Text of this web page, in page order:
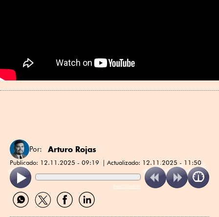
Por: Arturo Rojas
Publicado: 12.11.2025 - 09:19 Actualizado: 12.11.2025 - 11:50
ReadSpeaker
Compartir
por
Compartir
por
Compartir
por
Compartir
por